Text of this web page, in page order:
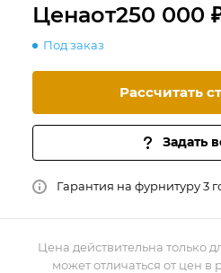
Цена действительна только
может отличаться от цен в
Ценаот250 000
Под заказ
Рассчитать
Задать
Гарантия на фурнитуру 3